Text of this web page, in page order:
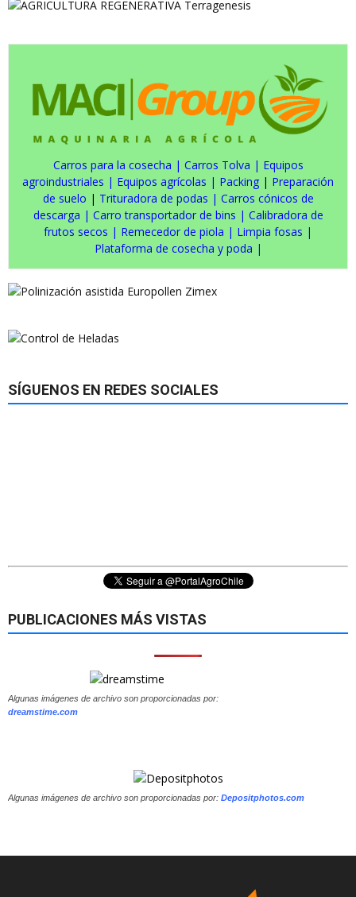
Carros para la cosecha | Carros Tolva | Equipos
agroindustriales | Equipos agrícolas | Packing | Preparación
de suelo | Trituradora de podas | Carros cónicos de
descarga | Carro transportador de bins | Calibradora de
frutos secos | Remecedor de piola | Limpia fosas |
Plataforma de cosecha y poda |
SÍGUENOS EN REDES SOCIALES
PUBLICACIONES MÁS VISTAS
Algunas imágenes de archivo son proporcionadas por:
dreamstime.com
Algunas imágenes de archivo son proporcionadas por: Depositphotos.com